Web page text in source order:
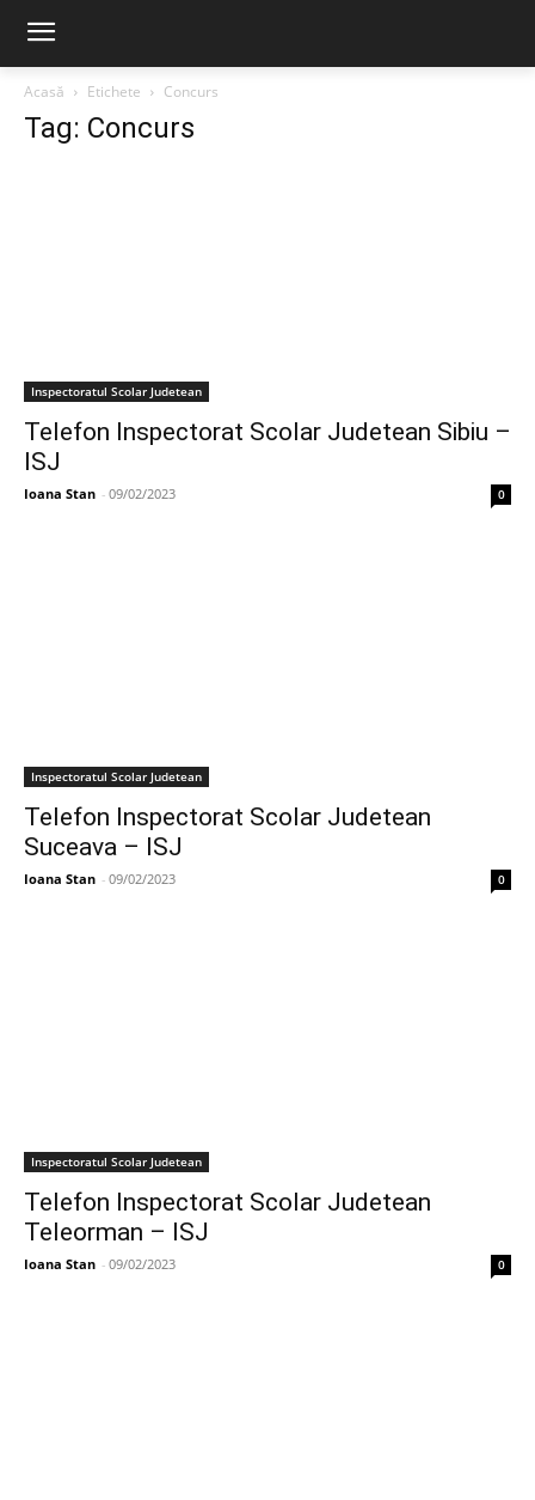
Acasă Etichete Concurs
Tag: Concurs
Inspectoratul Scolar Judetean
Telefon Inspectorat Scolar Judetean Sibiu –
ISJ
Ioana Stan - 09/02/2023 0
Inspectoratul Scolar Judetean
Telefon Inspectorat Scolar Judetean
Suceava – ISJ
Ioana Stan - 09/02/2023 0
Inspectoratul Scolar Judetean
Telefon Inspectorat Scolar Judetean
Teleorman – ISJ
Ioana Stan - 09/02/2023 0